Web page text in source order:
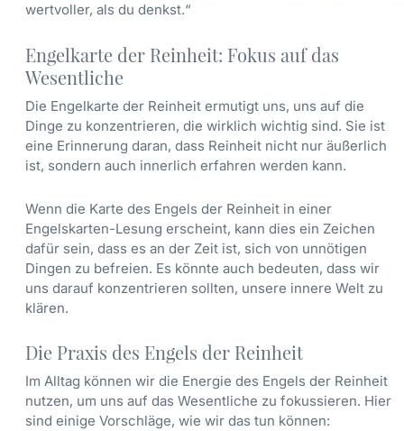
wertvoller, als du denkst.“
Engelkarte der Reinheit: Fokus auf das
Wesentliche
Die Engelkarte der Reinheit ermutigt uns, uns auf die
Dinge zu konzentrieren, die wirklich wichtig sind. Sie ist
eine Erinnerung daran, dass Reinheit nicht nur äußerlich
ist, sondern auch innerlich erfahren werden kann.
Wenn die Karte des Engels der Reinheit in einer
Engelskarten-Lesung erscheint, kann dies ein Zeichen
dafür sein, dass es an der Zeit ist, sich von unnötigen
Dingen zu befreien. Es könnte auch bedeuten, dass wir
uns darauf konzentrieren sollten, unsere innere Welt zu
klären.
Die Praxis des Engels der Reinheit
Im Alltag können wir die Energie des Engels der Reinheit
nutzen, um uns auf das Wesentliche zu fokussieren. Hier
sind einige Vorschläge, wie wir das tun können: